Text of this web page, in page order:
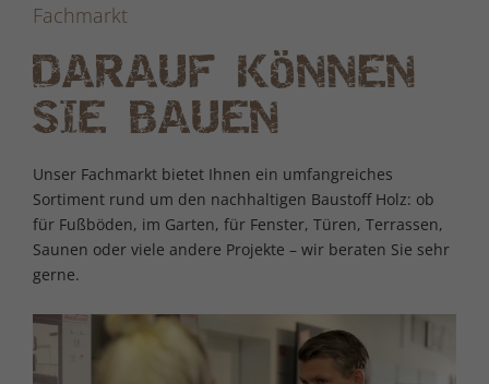
Fachmarkt
DARAUF KÖNNEN
SIE BAUEN
Unser Fachmarkt bietet Ihnen ein umfangreiches
Sortiment rund um den nachhaltigen Baustoff Holz: ob
für Fußböden, im Garten, für Fenster, Türen, Terrassen,
Saunen oder viele andere Projekte – wir beraten Sie sehr
gerne.